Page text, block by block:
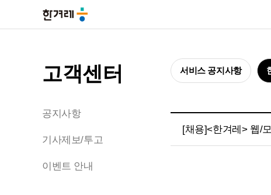
고객센터
공지사항
기사제보/투고
이벤트 안내
서비스 공지사항
[채용]<한겨레> 웹/